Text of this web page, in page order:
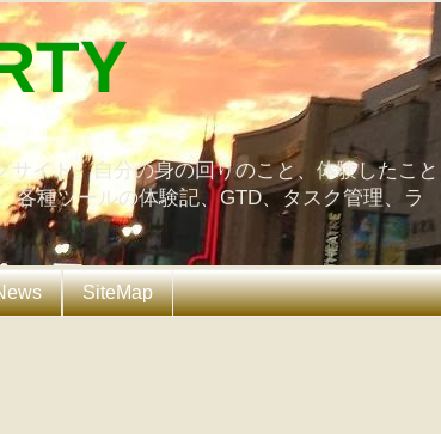
イト。自分の身の回りのこと、体験したこと
各種ツールの体験記、GTD、タスク管理、ラ
SiteMap